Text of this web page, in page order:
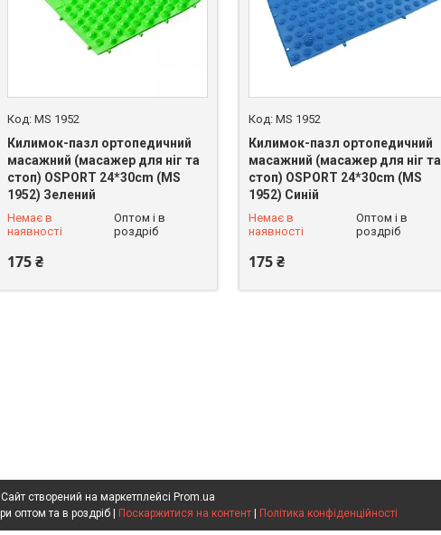
MS 1952
Килимок-пазл ортопедичний
масажний (масажер для ніг та
стоп) OSPORT 24*30cm (MS
1952) Зелений
Немає в
наявності
Оптом і в
роздріб
175 ₴
+380 (93) 625-49-82
MS 1952
Килимок-пазл ортопедичний
масажний (масажер для ніг та
стоп) OSPORT 24*30cm (MS
1952) Синій
Немає в
наявності
Оптом і в
роздріб
175 ₴
+380 (93) 625-49-82
Сайт створений на маркетплейсі Prom.ua
Поскаржитися на контент Політика конфіденційності